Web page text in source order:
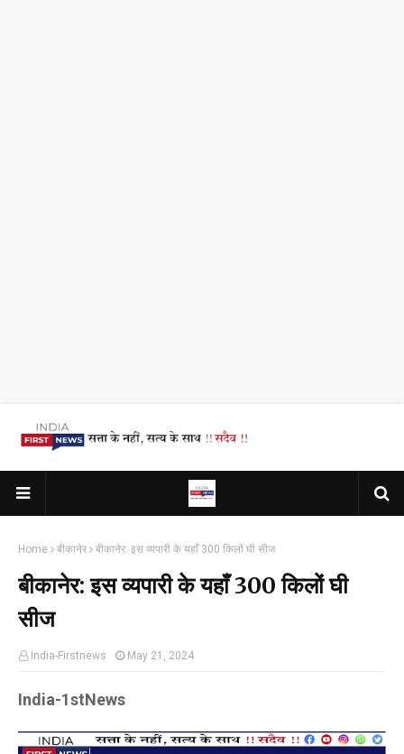
Home बीकानेर बीकानेर: इस व्यपारी के यहाँ 300 किलों घी सीज
बीकानेर: इस व्यपारी के यहाँ 300 किलों घी
सीज
India-Firstnews May 21, 2024
India-1stNews